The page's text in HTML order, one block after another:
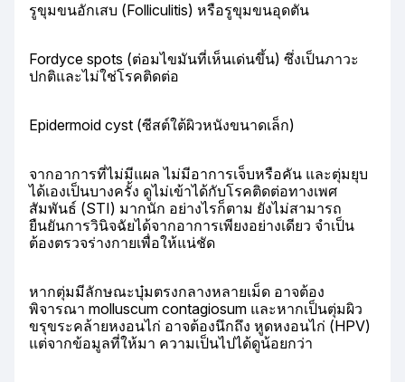
รูขุมขนอักเสบ (Folliculitis) หรือรูขุมขนอุดตัน
Fordyce spots (ต่อมไขมันที่เห็นเด่นขึ้น) ซึ่งเป็นภาวะ
ปกติและไม่ใช่โรคติดต่อ
Epidermoid cyst (ซีสต์ใต้ผิวหนังขนาดเล็ก)
จากอาการที่ไม่มีแผล ไม่มีอาการเจ็บหรือคัน และตุ่มยุบ
ได้เองเป็นบางครั้ง ดูไม่เข้าได้กับโรคติดต่อทางเพศ
สัมพันธ์ (STI) มากนัก อย่างไรก็ตาม ยังไม่สามารถ
ยืนยันการวินิจฉัยได้จากอาการเพียงอย่างเดียว จำเป็น
ต้องตรวจร่างกายเพื่อให้แน่ชัด
หากตุ่มมีลักษณะบุ๋มตรงกลางหลายเม็ด อาจต้อง
พิจารณา molluscum contagiosum และหากเป็นตุ่มผิว
ขรุขระคล้ายหงอนไก่ อาจต้องนึกถึง หูดหงอนไก่ (HPV)
แต่จากข้อมูลที่ให้มา ความเป็นไปได้ดูน้อยกว่า